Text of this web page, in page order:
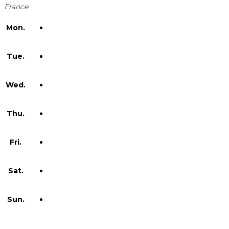
France
Mon.
Tue.
Wed.
Thu.
Fri.
Sat.
Sun.